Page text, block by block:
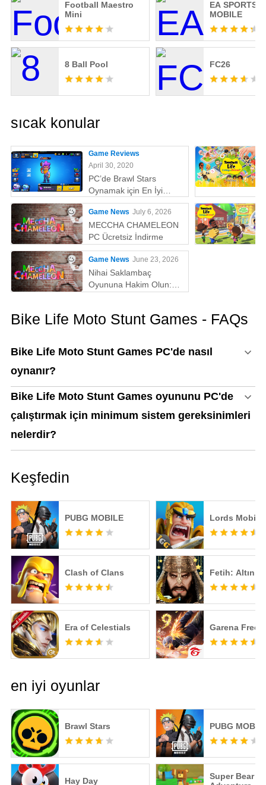
Football Maestro
Mini
EA SPORTS
MOBILE
8 Ball Pool FC26
sıcak konular
Game Reviews
April 30, 2020
PC’de Brawl Stars
Oynamak için En İyi
Emülatör
Game News July 6, 2026
MECCHA CHAMELEON
PC Ücretsiz İndirme
Game News June 23, 2026
Nihai Saklambaç
Oyununa Hakim Olun:
Neden MEmu En İyi
Bike Life Moto Stunt Games - FAQs
Bike Life Moto Stunt Games PC'de nasıl
oynanır?
Bike Life Moto Stunt Games oyununu PC'de
çalıştırmak için minimum sistem gereksinimleri
nelerdir?
Keşfedin
PUBG MOBILE Lords Mobile
Clash of Clans Fetih: Altın
Era of Celestials Garena Free
en iyi oyunlar
Brawl Stars
Hay Day
PUBG
Super Bear